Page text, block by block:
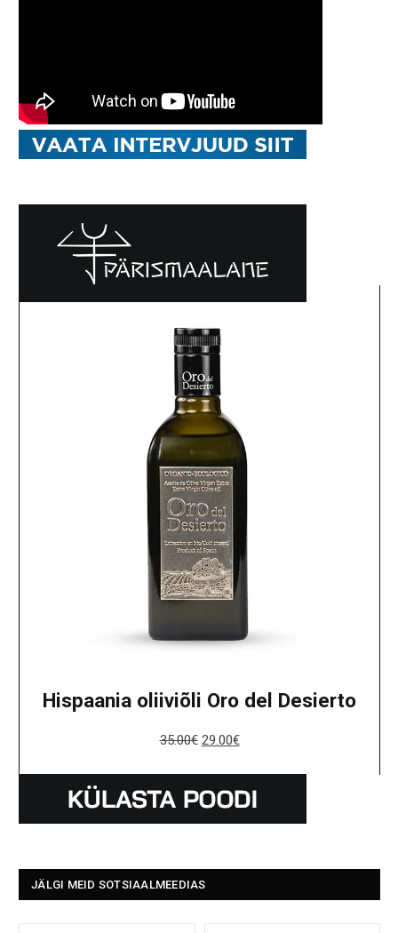
Hispaania oliiviõli Oro del Desierto
35.00€ 29.00€
JÄLGI MEID SOTSIAALMEEDIAS